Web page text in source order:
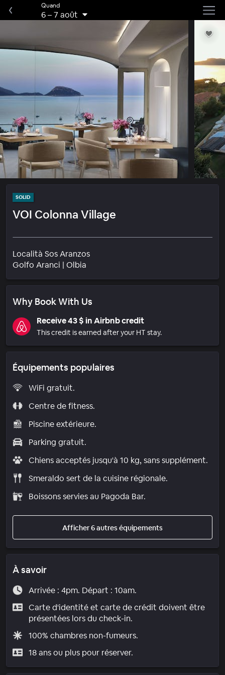
Quand
6–7 août
SOLID
VOI Colonna Village
Località Sos Aranzos
Golfo Aranci | Olbia
Why Book With Us
Receive 43 $ in Airbnb credit
This credit is earned after your HT stay.
Équipements populaires
WiFi gratuit.
Centre de fitness.
Piscine extérieure.
Parking gratuit.
Chiens acceptés jusqu'à 10 kg, sans supplément.
Smeraldo sert de la cuisine régionale.
Boissons servies au Pagoda Bar.
Afficher 6 autres équipements
À savoir
Arrivée : 4pm. Départ : 10am.
Carte d'identité et carte de crédit doivent être
présentées lors du check-in.
100% chambres non-fumeurs.
18 ans ou plus pour réserver.